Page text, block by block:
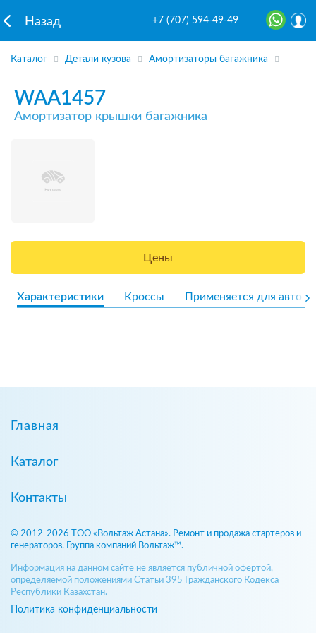
Назад +7 (707) 594-49-49
Каталог Детали кузова Амортизаторы багажника
WAA1457
Амортизатор крышки багажника
Цены
Характеристики Кроссы Применяется для авто
Главная
Каталог
Контакты
© 2012-2026 ТОО «Вольтаж Астана». Ремонт и продажа стартеров и
генераторов. Группа компаний Вольтаж™.
Информация на данном сайте не является публичной офертой,
определяемой положениями Статьи 395 Гражданского Кодекса
Республики Казахстан.
Политика конфиденциальности